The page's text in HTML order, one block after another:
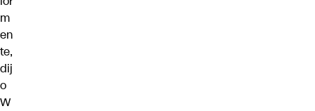
m
en
te,
dij
o
W